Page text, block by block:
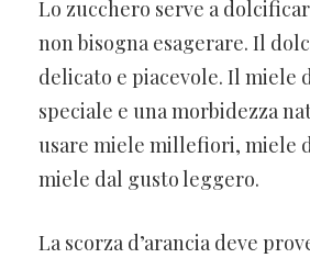
Lo zucchero serve a
non bisogna esagerare. Il
delicato e piacevole. Il miele
speciale e una morbidezza
usare miele millefiori, miele
miele dal gusto leggero.
La scorza d’arancia deve